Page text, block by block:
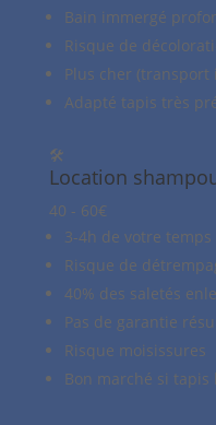
Bain immergé
Risque de
Plus cher (transport
Adapté tapis très
🛠️
Location
40 - 60€
3-4h de votre temps
Risque de
40% des saletés
Pas de garantie
Risque moisissures
Bon marché si tapis